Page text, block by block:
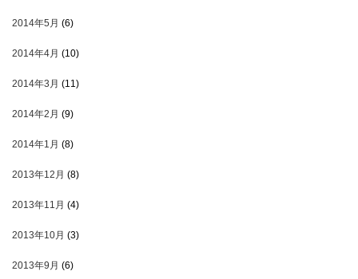
2014年5月 (6)
2014年4月 (10)
2014年3月 (11)
2014年2月 (9)
2014年1月 (8)
2013年12月 (8)
2013年11月 (4)
2013年10月 (3)
2013年9月 (6)